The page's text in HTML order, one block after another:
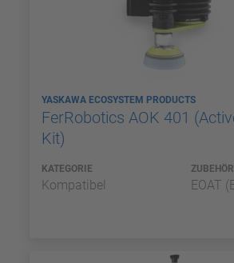
YASKAWA ECOSYSTEM PRODUCTS
FerRobotics AOK 401
Kit)
KATEGORIE
Kompatibel EOAT